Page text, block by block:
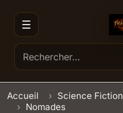
Accueil Science Fiction
Nomades